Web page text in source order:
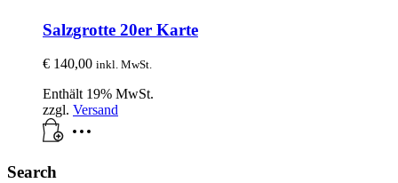
Salzgrotte 20er Karte
€ 140,00 inkl. MwSt.
Enthält 19% MwSt.
zzgl. Versand
Search